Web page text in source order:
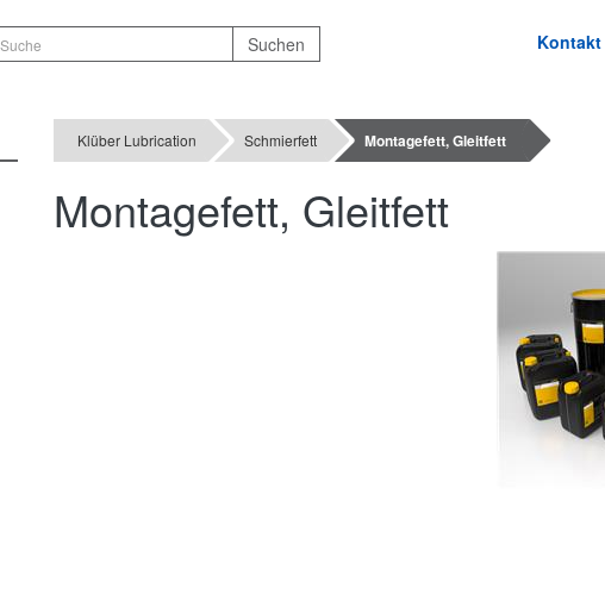
Kontakt
Klüber Lubrication Schmierfett Montagefett, Gleitfett
Montagefett, Gleitfett